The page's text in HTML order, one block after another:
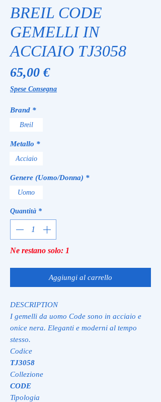
BREIL CODE
GEMELLI IN
ACCIAIO TJ3058
65,00 €Prezzo
Spese Consegna
Brand *
Breil
Metallo *
Acciaio
Genere (Uomo/Donna) *
Uomo
Quantità *
Ne restano solo: 1
Aggiungi al carrello
DESCRIPTION
I gemelli da uomo Code sono in acciaio e
onice nera. Eleganti e moderni al tempo
stesso.
Codice
TJ3058
Collezione
CODE
Tipologia